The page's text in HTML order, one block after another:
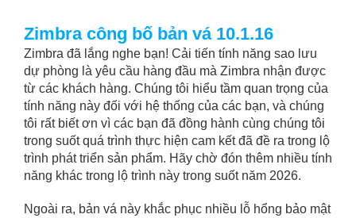
Zimbra công bố bản vá 10.1.16
Zimbra đã lắng nghe bạn! Cải tiến tính năng sao lưu
dự phòng là yêu cầu hàng đầu mà Zimbra nhận được
từ các khách hàng. Chúng tôi hiểu tầm quan trọng của
tính năng này đối với hệ thống của các bạn, và chúng
tôi rất biết ơn vì các bạn đã đồng hành cùng chúng tôi
trong suốt quá trình thực hiện cam kết đã đề ra trong lộ
trình phát triển sản phẩm. Hãy chờ đón thêm nhiều tính
năng khác trong lộ trình này trong suốt năm 2026.
Ngoài ra, bản vá này khắc phục nhiều lỗ hổng bảo mật